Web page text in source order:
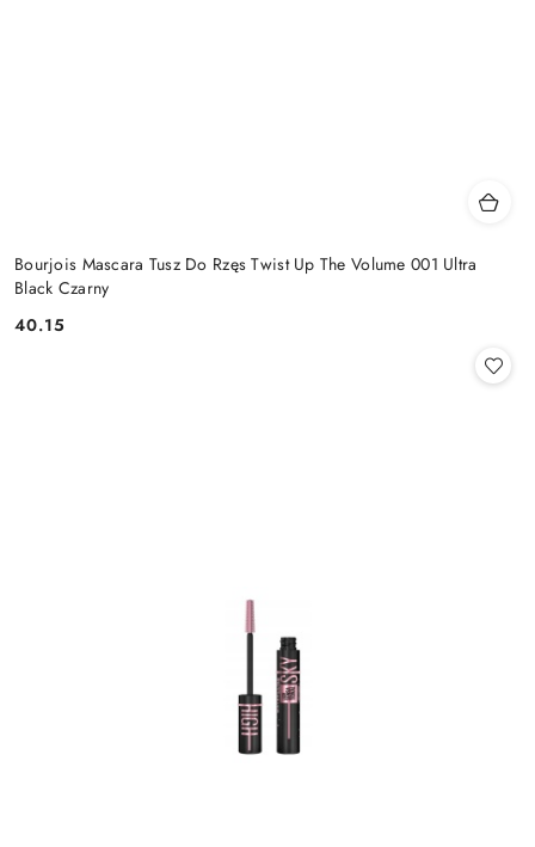
Bourjois Mascara Tusz Do Rzęs Twist Up The Volume 001 Ultra
Black Czarny
Cena:
40.15